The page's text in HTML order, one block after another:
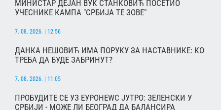
МИНИСТАР ДЕЈАН ВУК СТАНКОВИЋ ПОСЕТИО
УЧЕСНИКЕ КАМПА "СРБИЈА ТЕ ЗОВЕ"
7. 08. 2026. | 12:56
ДАНКА НЕШОВИЋ ИМА ПОРУКУ ЗА НАСТАВНИКЕ: КО
ТРЕБА ДА БУДЕ ЗАБРИНУТ?
7. 08. 2026. | 11:05
ПРОБУДИТЕ СЕ УЗ ЕУРОНЕWС ЈУТРО: ЗЕЛЕНСКИ У
СРБИЈИ - МОЖЕ ЛИ БЕОГРАД ДА БАЛАНСИРА